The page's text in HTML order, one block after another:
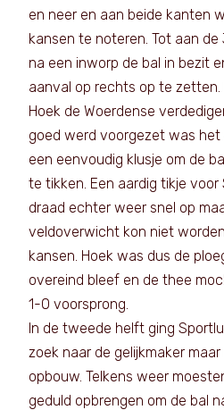
en neer en aan beide kanten
kansen te noteren. Tot aan de
na een inworp de bal in bezit
aanval op rechts op te zetten.
Hoek de Woerdense
goed werd voorgezet was
een eenvoudig klusje om de
te tikken. Een aardig tikje
draad echter weer snel op
veldoverwicht kon niet
kansen. Hoek was dus de
overeind bleef en de thee
1-0 voorsprong.
In de tweede helft ging
zoek naar de gelijkmaker
opbouw. Telkens weer
geduld opbrengen om de bal